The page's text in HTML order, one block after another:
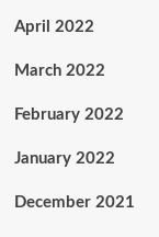
April 2022
March 2022
February 2022
January 2022
December 2021